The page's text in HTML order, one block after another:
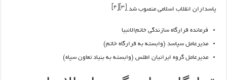
پاسداران انقلاب اسلامی منصوب شد. [۳]
فرمانده قرارگاه سازندگی خاتم‌الانبیا
مدیرعامل سپاسد (وابسته به قرارگاه خاتم)
مدیرعامل گروه ایرانیان اطلس (وابسته به بنیاد تعاون سپاه)